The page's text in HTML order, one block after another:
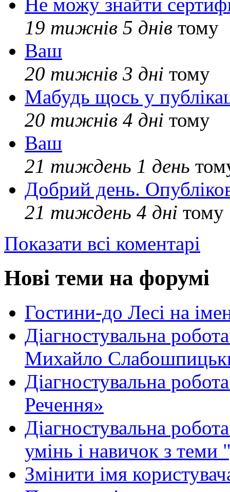
Не можу знайти
19 тижнів 5 днів тому
Ваш
20 тижнів 3 дні тому
Мабудь щось у
20 тижнів 4 дні тому
Ваш
21 тиждень 1 день
Добрий день.
21 тиждень 4 дні тому
Показати всі коментарі
Нові теми на форумі
Гостини-до Лесі на
Діагностувальна
Михайло
Діагностувальна
Речення»
Діагностувальна
умінь і навичок з теми
Змінити імя